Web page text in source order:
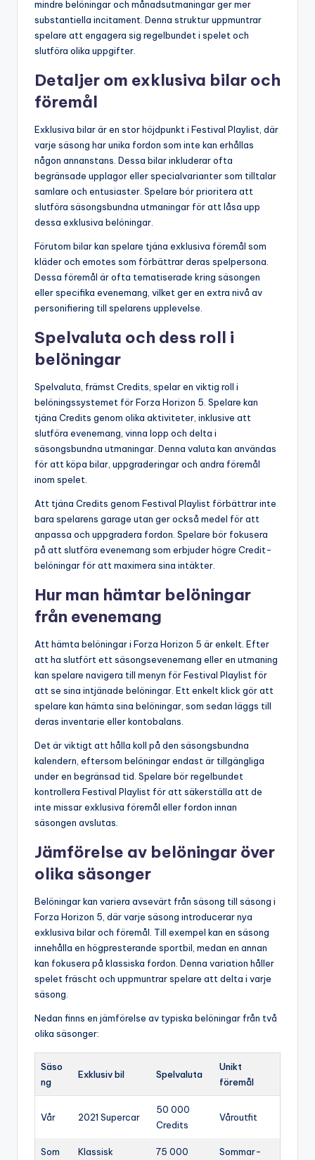
mindre belöningar och månadsutmaningar ger mer
substantiella incitament. Denna struktur uppmuntrar
spelare att engagera sig regelbundet i spelet och
slutföra olika uppgifter.
Detaljer om exklusiva bilar och
föremål
Exklusiva bilar är en stor höjdpunkt i Festival Playlist, där
varje säsong har unika fordon som inte kan erhållas
någon annanstans. Dessa bilar inkluderar ofta
begränsade upplagor eller specialvarianter som tilltalar
samlare och entusiaster. Spelare bör prioritera att
slutföra säsongsbundna utmaningar för att låsa upp
dessa exklusiva belöningar.
Förutom bilar kan spelare tjäna exklusiva föremål som
kläder och emotes som förbättrar deras spelpersona.
Dessa föremål är ofta tematiserade kring säsongen
eller specifika evenemang, vilket ger en extra nivå av
personifiering till spelarens upplevelse.
Spelvaluta och dess roll i
belöningar
Spelvaluta, främst Credits, spelar en viktig roll i
belöningssystemet för Forza Horizon 5. Spelare kan
tjäna Credits genom olika aktiviteter, inklusive att
slutföra evenemang, vinna lopp och delta i
säsongsbundna utmaningar. Denna valuta kan användas
för att köpa bilar, uppgraderingar och andra föremål
inom spelet.
Att tjäna Credits genom Festival Playlist förbättrar inte
bara spelarens garage utan ger också medel för att
anpassa och uppgradera fordon. Spelare bör fokusera
på att slutföra evenemang som erbjuder högre Credit-
belöningar för att maximera sina intäkter.
Hur man hämtar belöningar
från evenemang
Att hämta belöningar i Forza Horizon 5 är enkelt. Efter
att ha slutfört ett säsongsevenemang eller en utmaning
kan spelare navigera till menyn för Festival Playlist för
att se sina intjänade belöningar. Ett enkelt klick gör att
spelare kan hämta sina belöningar, som sedan läggs till
deras inventarie eller kontobalans.
Det är viktigt att hålla koll på den säsongsbundna
kalendern, eftersom belöningar endast är tillgängliga
under en begränsad tid. Spelare bör regelbundet
kontrollera Festival Playlist för att säkerställa att de
inte missar exklusiva föremål eller fordon innan
säsongen avslutas.
Jämförelse av belöningar över
olika säsonger
Belöningar kan variera avsevärt från säsong till säsong i
Forza Horizon 5, där varje säsong introducerar nya
exklusiva bilar och föremål. Till exempel kan en säsong
innehålla en högpresterande sportbil, medan en annan
kan fokusera på klassiska fordon. Denna variation håller
spelet fräscht och uppmuntrar spelare att delta i varje
säsong.
Nedan finns en jämförelse av typiska belöningar från två
olika säsonger:
Säso
ng
Exklusiv bil Spelvaluta
Unikt
föremål
Vår 2021 Supercar
50 000
Credits
Våroutfit
Som
Klassisk
75 000
Sommar-